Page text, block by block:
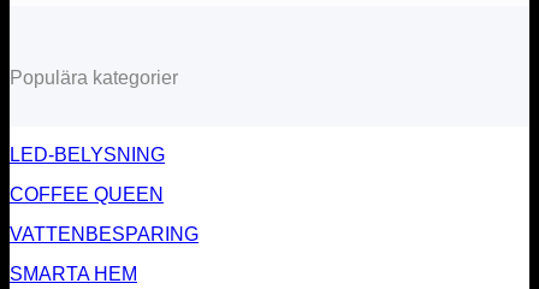
Populära kategorier
LED-BELYSNING
COFFEE QUEEN
VATTENBESPARING
SMARTA HEM